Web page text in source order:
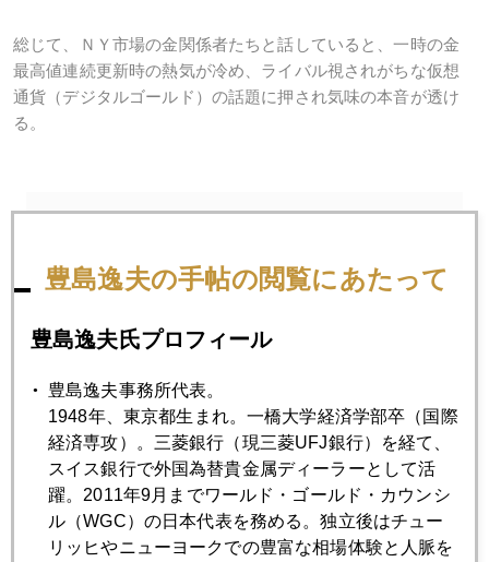
総じて、ＮＹ市場の金関係者たちと話していると、一時の金
最高値連続更新時の熱気が冷め、ライバル視されがちな仮想
通貨（デジタルゴールド）の話題に押され気味の本音が透け
る。
1月 2月 3月 4月 5月 6月
2025年08月29日
地政学的リスクは金価格の下支え要因
2025年08月28日
パウエル議長のレームダック化にも「金」が反応薄なわけ
豊島逸夫の手帖の閲覧にあたって
豊島逸夫氏プロフィール
豊島逸夫事務所代表。
1948年、東京都生まれ。一橋大学経済学部卒（国際
経済専攻）。三菱銀行（現三菱UFJ銀行）を経て、
スイス銀行で外国為替貴金属ディーラーとして活
躍。2011年9月までワールド・ゴールド・カウンシ
ル（WGC）の日本代表を務める。独立後はチュー
リッヒやニューヨークでの豊富な相場体験と人脈を